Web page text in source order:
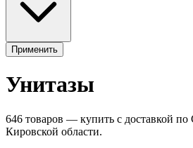
Применить
Унитазы
646 товаров — купить с доставкой по
Кировской области.